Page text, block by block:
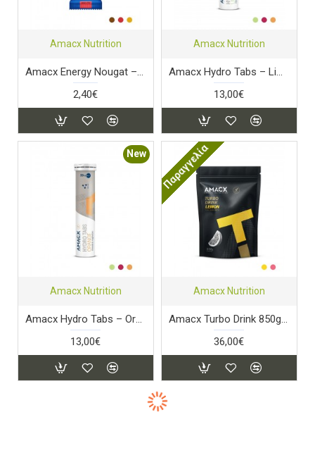
Amacx Nutrition
Amacx Energy Nougat – Cranberry
2,40€
Amacx Nutrition
Amacx Hydro Tabs – Lime
13,00€
New
Amacx Nutrition
Amacx Hydro Tabs – Orange
13,00€
Παραγγελία
Amacx Nutrition
Amacx Turbo Drink 850gr Lemon
36,00€